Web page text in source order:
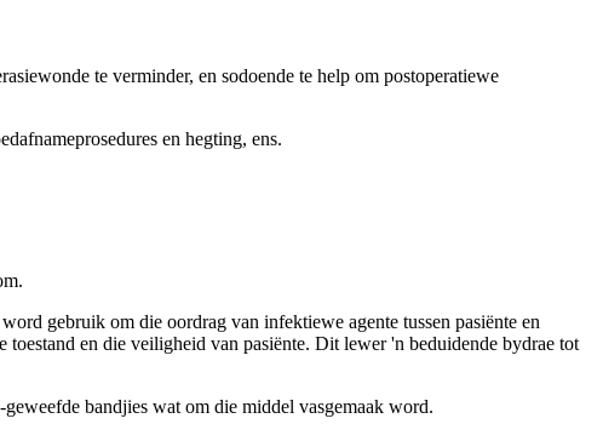
te verminder, en sodoende te help om postoperatiewe
en hegting, ens.
gebruik om die oordrag van infektiewe agente tussen pasiënte en
en die veiligheid van pasiënte. Dit lewer 'n beduidende bydrae tot
bandjies wat om die middel vasgemaak word.